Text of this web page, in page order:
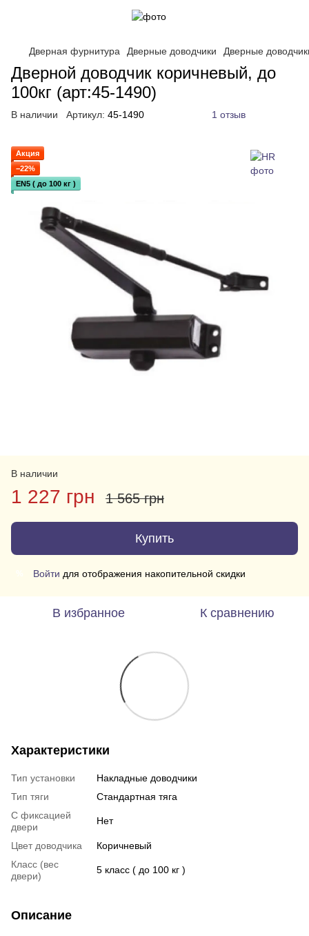
Дверная фурнитура Дверные доводчики Дверные
Дверной доводчик коричневый, до
100кг (арт:45-1490)
В наличии Артикул: 45-1490 1 отзыв
Акция
−22%
EN5 ( до 100 кг )
В наличии
1 227 грн 1 565 грн
Купить
Войти для отображения накопительной скидки
В избранное К сравнению
Характеристики
Тип установки
Накладные доводчики
Тип тяги
Стандартная тяга
С фиксацией
двери
Нет
Цвет доводчика
Коричневый
Класс (вес
двери)
5 класс ( до 100 кг )
Описание